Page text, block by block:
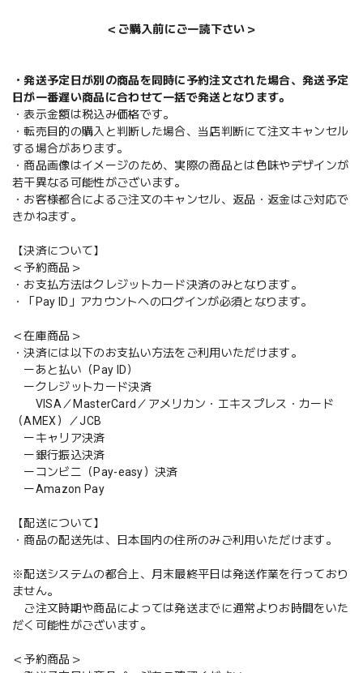
＜ご購入前にご一読下さい＞
・発送予定日が別の商品を同時に予約注文された場合、発送予定
日が一番遅い商品に合わせて一括で発送となります。
・表示金額は税込み価格です。
・転売目的の購入と判断した場合、当店判断にて注文キャンセル
する場合があります。
・商品画像はイメージのため、実際の商品とは色味やデザインが
若干異なる可能性がございます。
・お客様都合によるご注文のキャンセル、返品・返金はご対応で
きかねます。
【決済について】
＜予約商品＞
・お支払方法はクレジットカード決済のみとなります。
・「Pay ID」アカウントへのログインが必須となります。
＜在庫商品＞
・決済には以下のお支払い方法をご利用いただけます。
ーあと払い（Pay ID）
ークレジットカード決済
VISA／MasterCard／アメリカン・エキスプレス・カード
（AMEX）／JCB
ーキャリア決済
ー銀行振込決済
ーコンビニ（Pay-easy）決済
ーAmazon Pay
【配送について】
・商品の配送先は、日本国内の住所のみご利用いただけます。
※配送システムの都合上、月末最終平日は発送作業を行っており
ません。
ご注文時期や商品によっては発送までに通常よりお時間をいた
だく可能性がございます。
＜予約商品＞